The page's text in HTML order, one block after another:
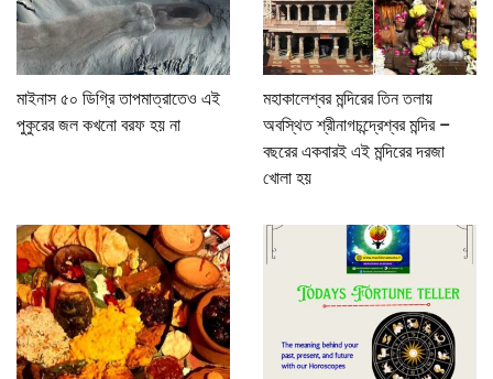
মাইনাস ৫০ ডিগ্রি তাপমাত্রাতেও এই
পুকুরের জল কখনো বরফ হয় না
মহাকালেশ্বর মন্দিরের তিন তলায়
অবস্থিত শ্রীনাগচন্দ্রেশ্বর মন্দির –
বছরের একবারই এই মন্দিরের দরজা
খোলা হয়